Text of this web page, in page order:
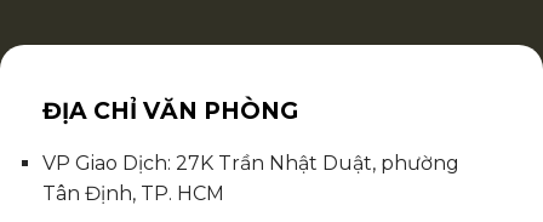
ĐỊA CHỈ VĂN PHÒNG
VP Giao Dịch: 27K Trần Nhật Duật, phường
Tân Định, TP. HCM